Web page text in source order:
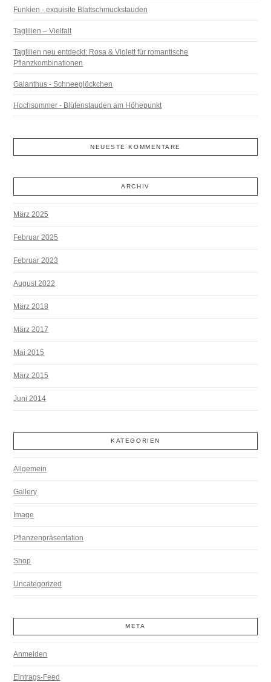
Funkien - exquisite Blattschmuckstauden
Taglilien – Vielfalt
Taglilien neu entdeckt: Rosa & Violett für romantische
Pflanzkombinationen
Galanthus - Schneeglöckchen
Hochsommer - Blütenstauden am Höhepunkt
NEUESTE KOMMENTARE
ARCHIV
März 2025
Februar 2025
Februar 2023
August 2022
März 2018
März 2017
Mai 2015
März 2015
Juni 2014
KATEGORIEN
Allgemein
Gallery
Image
Pflanzenpräsentation
Shop
Uncategorized
META
Anmelden
Eintrags-Feed